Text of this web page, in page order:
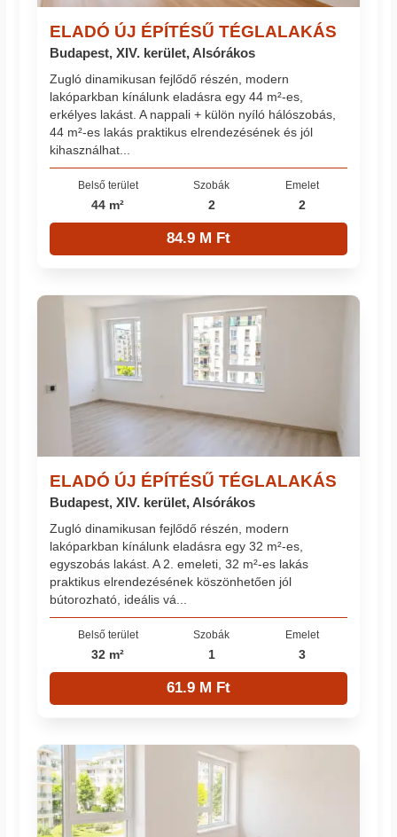
ELADÓ ÚJ ÉPÍTÉSŰ TÉGLALAKÁS
Budapest, XIV. kerület, Alsórákos
Zugló dinamikusan fejlődő részén, modern
lakóparkban kínálunk eladásra egy 44 m²-es,
erkélyes lakást. A nappali + külön nyíló hálószobás,
44 m²-es lakás praktikus elrendezésének és jól
kihasználhat...
Belső terület
44 m²
Szobák
2
Emelet
2
84.9 M Ft
ELADÓ ÚJ ÉPÍTÉSŰ TÉGLALAKÁS
Budapest, XIV. kerület, Alsórákos
Zugló dinamikusan fejlődő részén, modern
lakóparkban kínálunk eladásra egy 32 m²-es,
egyszobás lakást. A 2. emeleti, 32 m²-es lakás
praktikus elrendezésének köszönhetően jól
bútorozható, ideális vá...
Belső terület
32 m²
Szobák
1
Emelet
3
61.9 M Ft